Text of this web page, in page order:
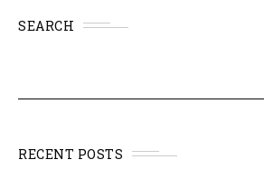
SEARCH
RECENT POSTS